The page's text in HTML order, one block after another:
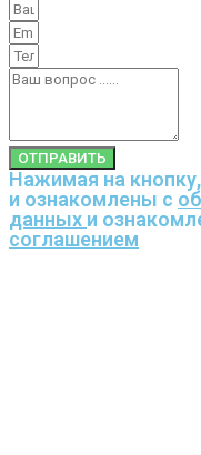
ОТПРАВИТЬ
Нажимая на
и ознакомлены с
данных и
соглашением